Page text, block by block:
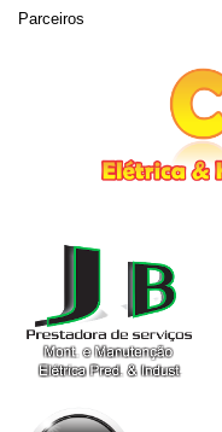
Parceiros